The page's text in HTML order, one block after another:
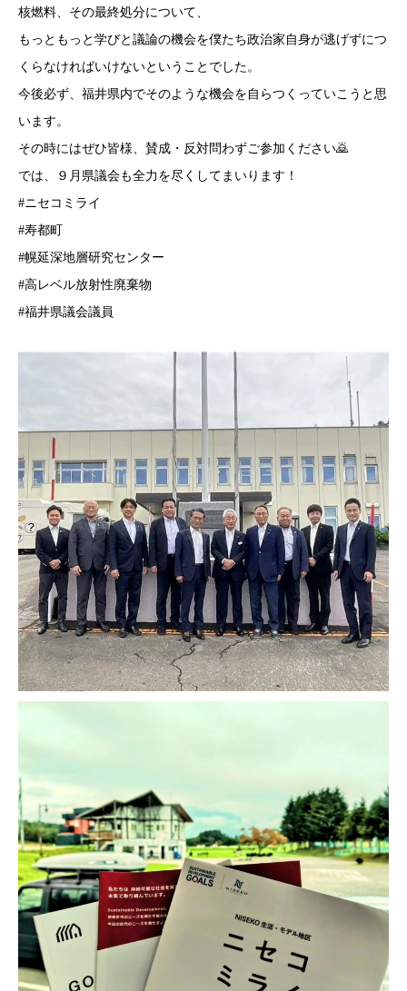
核燃料、その最終処分について、
もっともっと学びと議論の機会を僕たち政治家自身が逃げずにつ
くらなければいけないということでした。
今後必ず、福井県内でそのような機会を自らつくっていこうと思
います。
その時にはぜひ皆様、賛成・反対問わずご参加ください🙇
では、９月県議会も全力を尽くしてまいります！
#ニセコミライ
#寿都町
#幌延深地層研究センター
#高レベル放射性廃棄物
#福井県議会議員